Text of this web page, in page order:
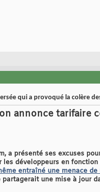
qui a provoqué la colère
annonce tarifaire
a présenté ses excuses
développeurs en
entraîné une menace
une mise à jour